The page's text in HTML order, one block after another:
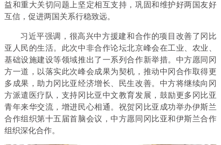
益和重大关切问题上坚定相互支持，巩固和维护好两国友好
互信，促进两国关系行稳致远。
习近平强调，很高兴中方援建和合作的项目改善了冈比
亚人民的生活。此次中非合作论坛北京峰会在工业、农业、
基础设施建设等领域推出了一系列合作新举措。中方愿同冈
方一道，以落实此次峰会成果为契机，推动中冈合作取得更
多成果，助力冈比亚经济增长、民生改善。中方将继续向冈
方派遣医疗队，支持冈比亚中文教育发展，鼓励更多冈比亚
青年来华交流，增进民心相通。祝贺冈比亚成功举办伊斯兰
合作组织第十五届首脑会议，中方愿同冈比亚和伊斯兰合作
组织深化合作。